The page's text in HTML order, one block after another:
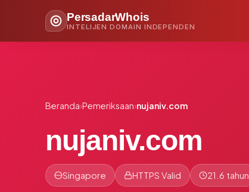
PersadarWhois
INTELIJEN DOMAIN INDEPENDEN
Beranda›Pemeriksaan›nujaniv.com
nujaniv.com
Singapore HTTPS Valid 21.6 tahun